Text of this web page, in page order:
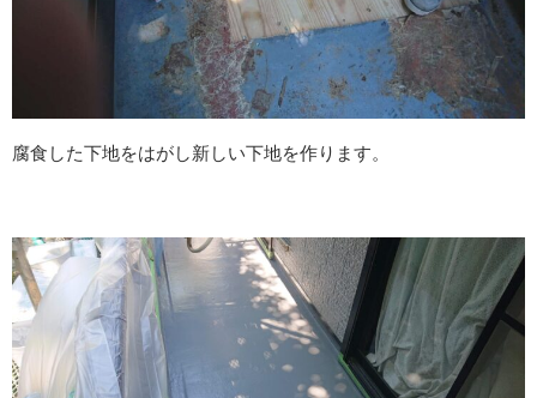
腐食した下地をはがし新しい下地を作ります。